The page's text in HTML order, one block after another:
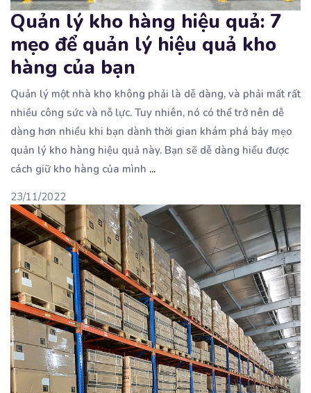
Quản lý kho hàng hiệu quả: 7
mẹo để quản lý hiệu quả kho
hàng của bạn
Quản lý một nhà kho không phải là dễ dàng, và phải mất rất
nhiều công sức và nỗ lực. Tuy nhiên, nó có thể trở nên dễ
dàng hơn nhiều khi bạn dành thời gian khám phá bảy mẹo
quản lý kho hàng hiệu quả này. Bạn sẽ dễ dàng hiểu được
cách giữ kho hàng của mình ...
23/11/2022